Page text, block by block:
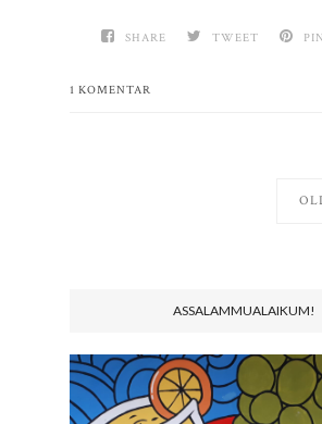
SHARE TWEET PIN
1 KOMENTAR
ASSALAMMUALAIKUM!